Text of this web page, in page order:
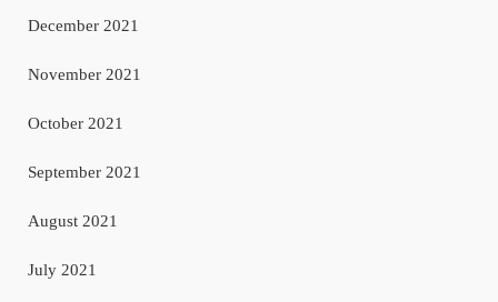
December 2021
November 2021
October 2021
September 2021
August 2021
July 2021